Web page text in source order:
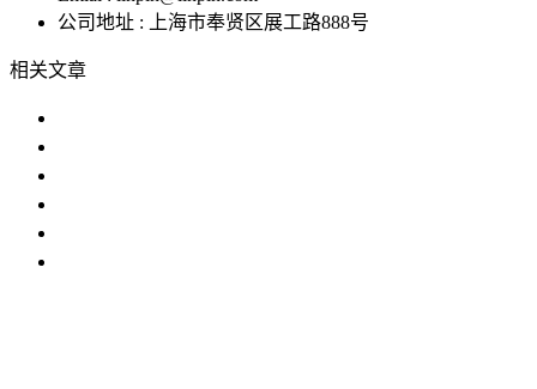
公司地址 : 上海市奉贤区展工路888号
相关文章